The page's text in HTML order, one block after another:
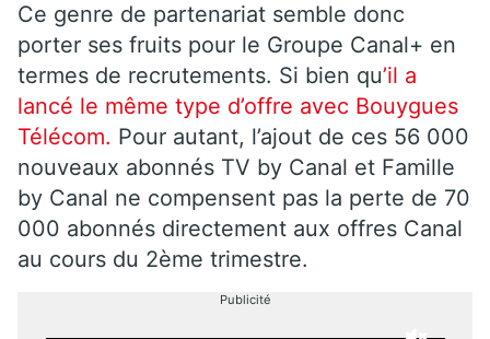
Ce genre de partenariat semble donc
porter ses fruits pour le Groupe Canal+ en
termes de recrutements. Si bien qu’il a
lancé le même type d’offre avec Bouygues
Télécom. Pour autant, l’ajout de ces 56 000
nouveaux abonnés TV by Canal et Famille
by Canal ne compensent pas la perte de 70
000 abonnés directement aux offres Canal
au cours du 2ème trimestre.
Publicité